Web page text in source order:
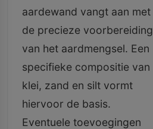
aardewand vangt aan met
de precieze voorbereiding
van het aardmengsel. Een
specifieke compositie van
klei, zand en silt vormt
hiervoor de basis.
Eventuele toevoegingen